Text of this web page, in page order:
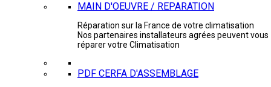
MAIN D'OEUVRE / REPARATION
Réparation sur la France de votre climatisation
Nos partenaires installateurs agrées peuvent vous
réparer votre Climatisation
PDF CERFA D'ASSEMBLAGE